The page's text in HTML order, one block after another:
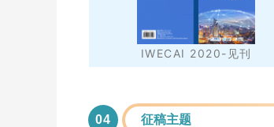
IWECAI 2020-见刊
04 征稿主题